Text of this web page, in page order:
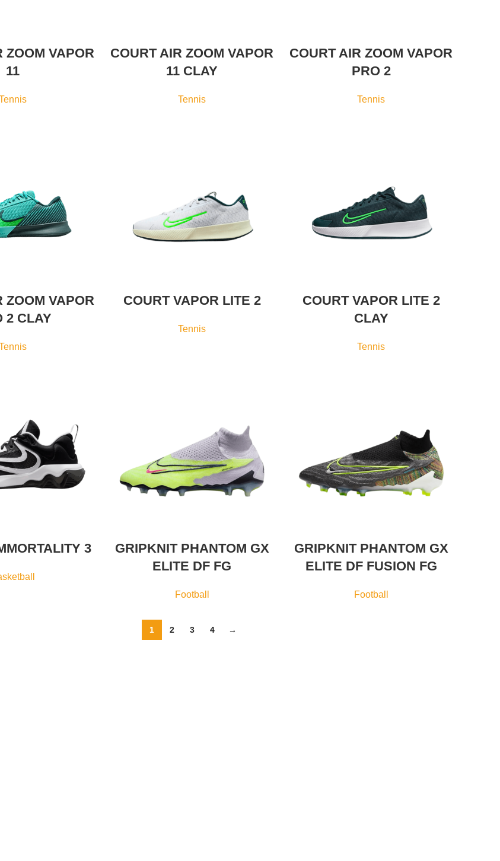
ZOOM VAPOR
11
COURT AIR ZOOM VAPOR
11 CLAY
Tennis
COURT AIR ZOOM VAPOR
PRO 2
Tennis
ZOOM VAPOR
2 CLAY
COURT VAPOR LITE 2
Tennis
COURT VAPOR LITE 2
CLAY
Tennis
3
GRIPKNIT PHANTOM GX
ELITE DF FG
Football
GRIPKNIT PHANTOM GX
ELITE DF FUSION FG
Football
1 2 3 4 →